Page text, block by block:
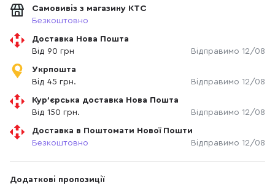
Самовивіз з магазину КТС
Безкоштовно
Доставка Нова Пошта
Від 90 грн
Відправимо 12/08
Укрпошта
Від 45 грн.
Відправимо 12/08
Кур'єрська доставка Нова Пошта
Від 150 грн.
Відправимо 12/08
Доставка в Поштомати Нової Пошти
Безкоштовно
Відправимо 12/08
Додаткові пропозиції